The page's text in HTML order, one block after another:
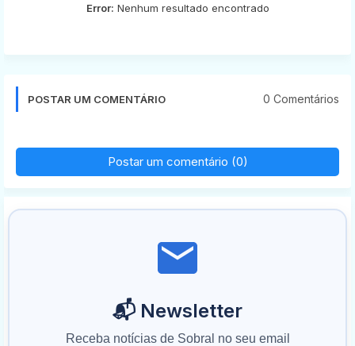
Error: Nenhum resultado encontrado
POSTAR UM COMENTÁRIO 0 Comentários
Postar um comentário (0)
📬 Newsletter
Receba notícias de Sobral no seu email